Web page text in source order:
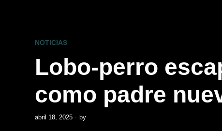
NOTICIAS
Lobo-perro
como padre
abril 18, 2025 by